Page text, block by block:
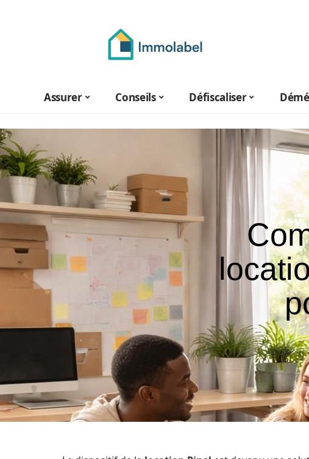
Assurer Conseils Défiscaliser